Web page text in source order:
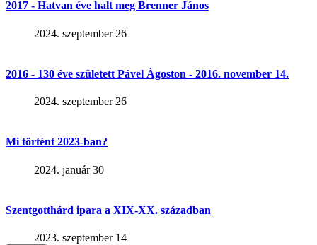
2017 - Hatvan éve halt meg Brenner János
2024. szeptember 26
2016 - 130 éve született Pável Ágoston - 2016. november 14.
2024. szeptember 26
Mi történt 2023-ban?
2024. január 30
Szentgotthárd ipara a XIX-XX. században
2023. szeptember 14